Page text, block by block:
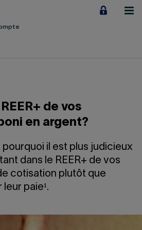
de vos
en argent?
il est plus judicieux
dans le REER+ de vos
cotisation plutôt que
paie¹.